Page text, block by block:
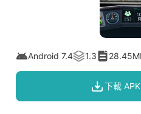
Android 7.4 1.3
下載